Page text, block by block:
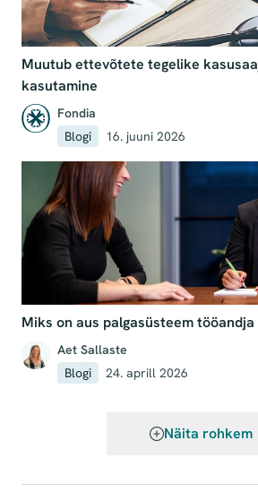
Muutub ettevõtete tegelike
kasutamine
Fondia
Blogi
16. juuni 2026
Miks on aus palgasüsteem tööandja
Aet Sallaste
Blogi
24. aprill 2026
Näita rohkem